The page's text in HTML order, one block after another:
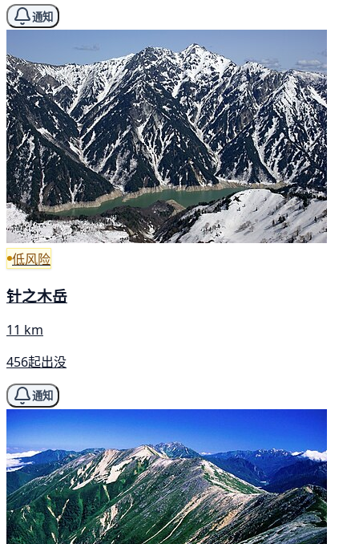
通知
低风险
针之木岳
11 km
456起出没
通知